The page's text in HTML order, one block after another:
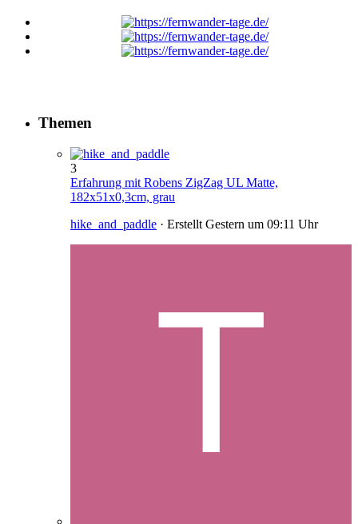
Themen
3
Erfahrung mit Robens ZigZag UL Matte,
182x51x0,3cm, grau
hike_and_paddle · Erstellt Gestern um 09:11 Uhr